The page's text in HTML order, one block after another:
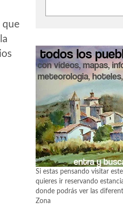
que
Si estas pensando visitar
quieres ir reservando
donde podrás ver las
Zona